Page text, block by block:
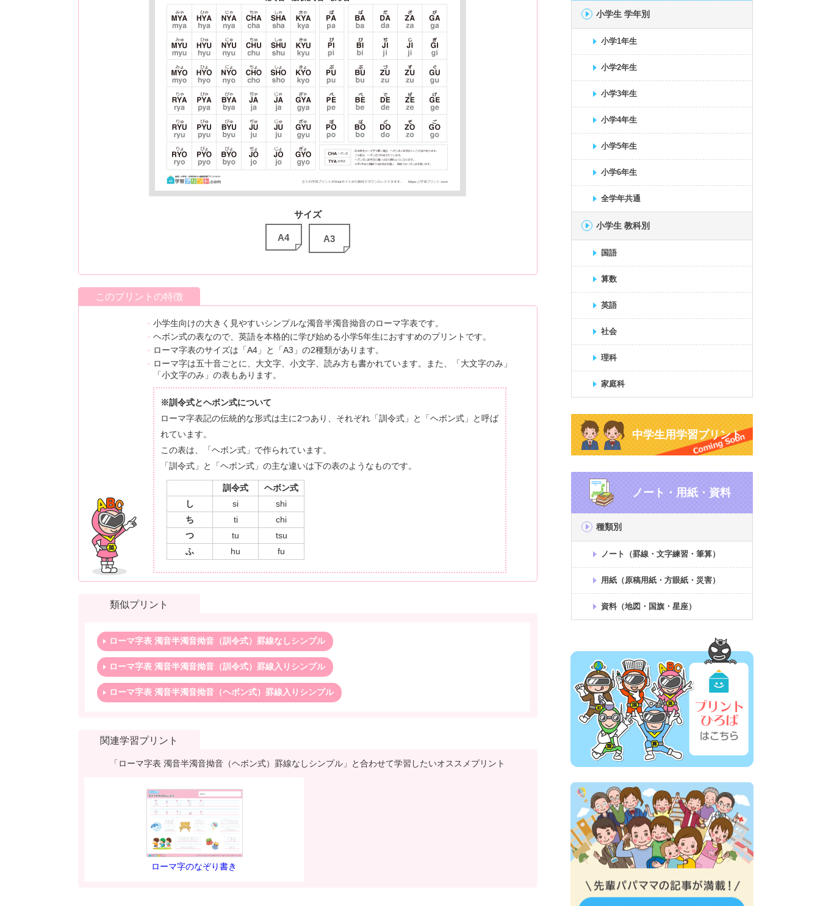
サイズ
A4 A3
このプリントの特徴
小学生向けの大きく見やすいシンプルな濁音半濁音拗音のローマ字表です。
ヘボン式の表なので、英語を本格的に学び始める小学5年生におすすめのプリントです。
ローマ字表のサイズは「A4」と「A3」の2種類があります。
ローマ字は五十音ごとに、大文字、小文字、読み方も書かれています。また、「大文字のみ」
「小文字のみ」の表もあります。
※訓令式とヘボン式について
ローマ字表記の伝統的な形式は主に2つあり、それぞれ「訓令式」と「ヘボン式」と呼ば
れています。
この表は、「ヘボン式」で作られています。
「訓令式」と「ヘボン式」の主な違いは下の表のようなものです。
訓令式
ヘボン式
し
si
shi
ち
ti
chi
つ
tu
tsu
ふ
hu fu
類似プリント
ローマ字表 濁音半濁音拗音（訓令式）罫線なしシンプル
ローマ字表 濁音半濁音拗音（訓令式）罫線入りシンプル
ローマ字表 濁音半濁音拗音（ヘボン式）罫線入りシンプル
関連学習プリント
「ローマ字表 濁音半濁音拗音（ヘボン式）罫線なしシンプル」と合わせて学習したいオススメプリント
ローマ字のなぞり書き
小学生 学年別
小学1年生
小学2年生
小学3年生
小学4年生
小学5年生
小学6年生
全学年共通
小学生 教科別
国語
算数
英語
社会
理科
家庭科
中学生用学習プリント
ノート・用紙・資料
種類別
ノート（罫線・文字練習・筆算）
用紙（原稿用紙・方眼紙・災害）
資料（地図・国旗・星座）